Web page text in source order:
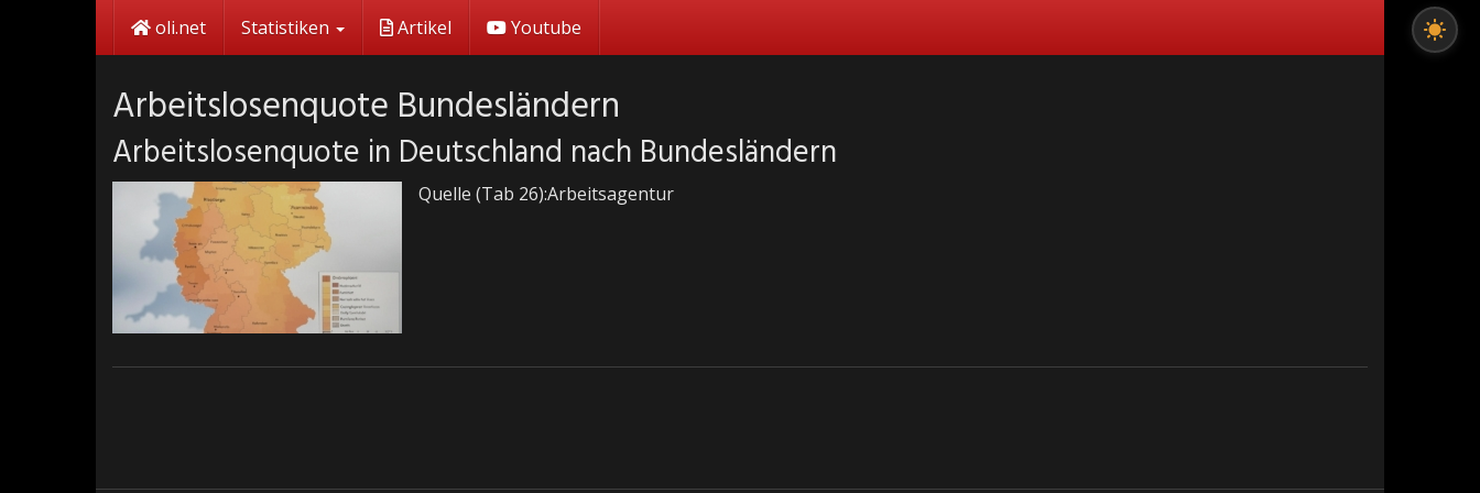
oli.net Statistiken Artikel Youtube
Arbeitslosenquote Bundesländern
Arbeitslosenquote in Deutschland nach Bundesländern
Quelle (Tab 26):Arbeitsagentur